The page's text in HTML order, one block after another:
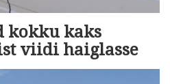
kokku kaks
viidi haiglasse